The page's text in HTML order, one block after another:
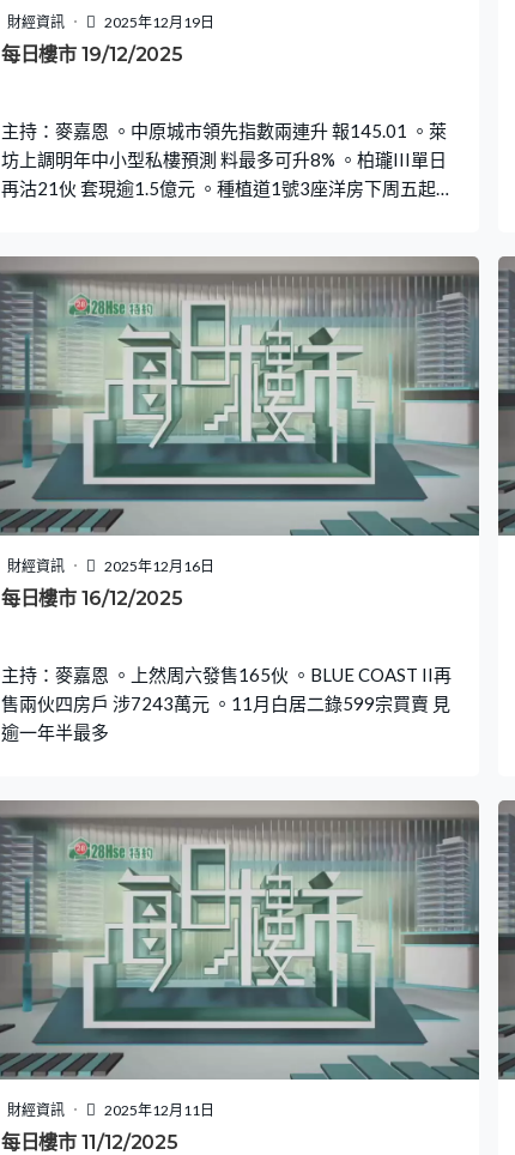
財經資訊 2025年12月19日
每日樓市 19/12/2025
主持：麥嘉恩 。中原城市領先指數兩連升 報145.01 。萊
坊上調明年中小型私樓預測 料最多可升8% 。柏瓏III單日
再沽21伙 套現逾1.5億元 。種植道1號3座洋房下周五起招
財經資訊 2025年12月16日
每日樓市 16/12/2025
主持：麥嘉恩 。上然周六發售165伙 。BLUE COAST II再
售兩伙四房戶 涉7243萬元 。11月白居二錄599宗買賣 見
逾一年半最多
財經資訊 2025年12月11日
每日樓市 11/12/2025